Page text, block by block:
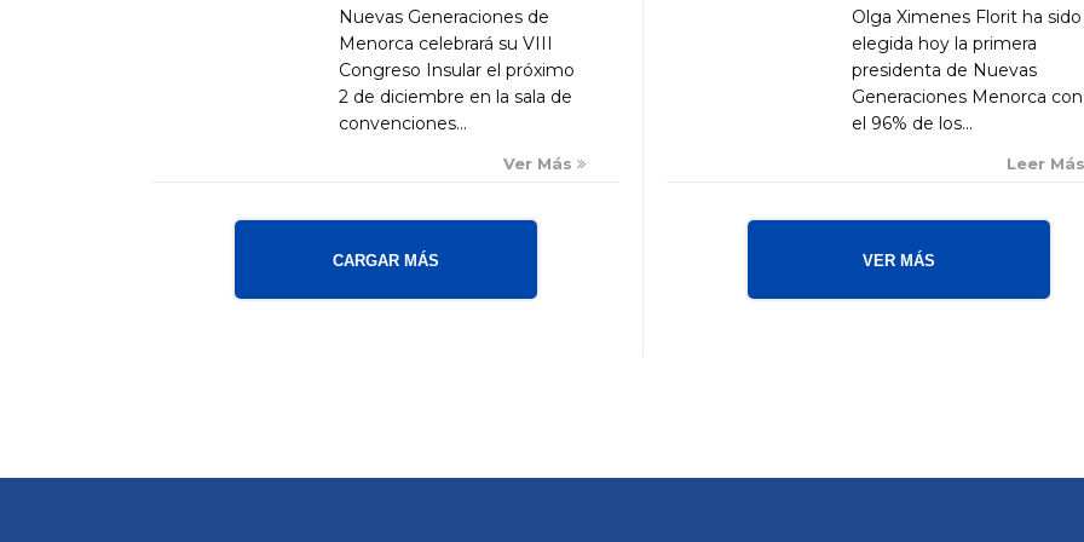
Nuevas Generaciones de
Menorca celebrará su VIII
Congreso Insular el próximo
2 de diciembre en la sala de
convenciones...
Ver Más
CARGAR MÁS
Olga Ximenes Florit ha sido
elegida hoy la primera
presidenta de Nuevas
Generaciones Menorca con
el 96% de los...
Leer
VER MÁS